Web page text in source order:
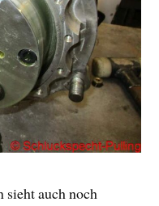
sieht auch noch